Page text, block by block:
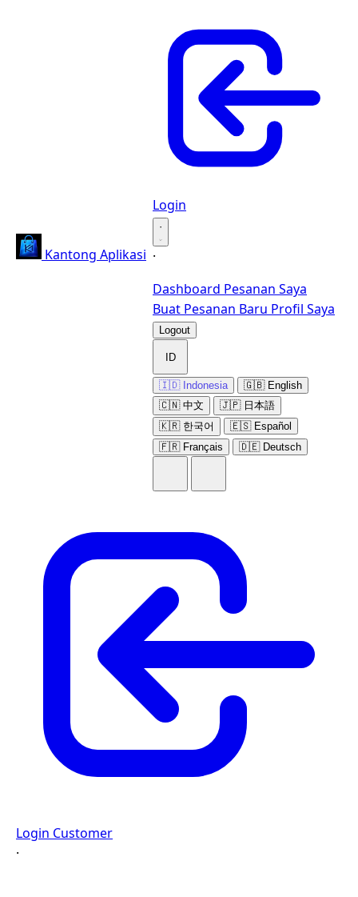
Kantong Aplikasi
Login
·
·
Dashboard Pesanan Saya
Buat Pesanan Baru Profil Saya
Logout
ID
🇮🇩 Indonesia
🇬🇧 English
🇨🇳 中文
🇯🇵 日本語
🇰🇷 한국어
🇪🇸 Español
🇫🇷 Français
🇩🇪 Deutsch
Login Customer
·